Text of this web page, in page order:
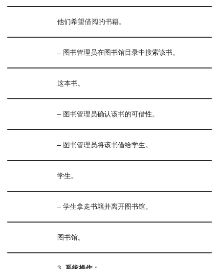
他们希望借阅的书籍。
– 图书管理员在图书馆目录中搜索该书。
这本书。
– 图书管理员确认该书的可借性。
– 图书管理员将该书借给学生。
学生。
– 学生拿走书籍并离开图书馆。
图书馆。